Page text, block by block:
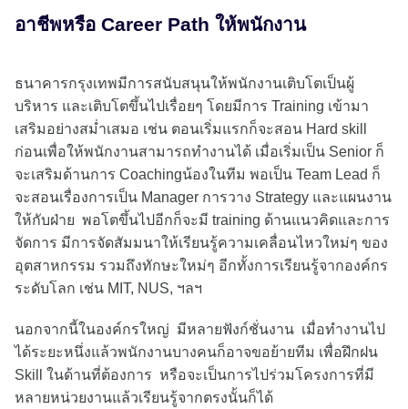
อาชีพหรือ Career Path ให้พนักงาน
ธนาคารกรุงเทพมีการสนับสนุนให้พนักงานเติบโตเป็นผู้
บริหาร และเติบโตขึ้นไปเรื่อยๆ โดยมีการ Training เข้ามา
เสริมอย่างสม่ำเสมอ เช่น ตอนเริ่มแรกก็จะสอน Hard skill
ก่อนเพื่อให้พนักงานสามารถทำงานได้ เมื่อเริ่มเป็น Senior ก็
จะเสริมด้านการ Coachingน้องในทีม พอเป็น Team Lead ก็
จะสอนเรื่องการเป็น Manager การวาง Strategy และแผนงาน
ให้กับฝ่าย พอโตขึ้นไปอีกก็จะมี training ด้านแนวคิดและการ
จัดการ มีการจัดสัมมนาให้เรียนรู้ความเคลื่อนไหวใหม่ๆ ของ
อุตสาหกรรม รวมถึงทักษะใหม่ๆ อีกทั้งการเรียนรู้จากองค์กร
ระดับโลก เช่น MIT, NUS, ฯลฯ
นอกจากนี้ในองค์กรใหญ่ มีหลายฟังก์ชั่นงาน เมื่อทำงานไป
ได้ระยะหนึ่งแล้วพนักงานบางคนก็อาจขอย้ายทีม เพื่อฝึกฝน
Skill ในด้านที่ต้องการ หรือจะเป็นการไปร่วมโครงการที่มี
หลายหน่วยงานแล้วเรียนรู้จากตรงนั้นก็ได้